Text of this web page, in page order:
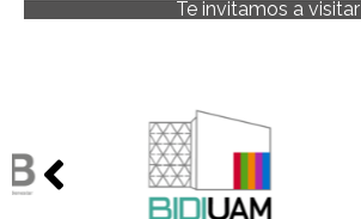
Te invitamos a visitar